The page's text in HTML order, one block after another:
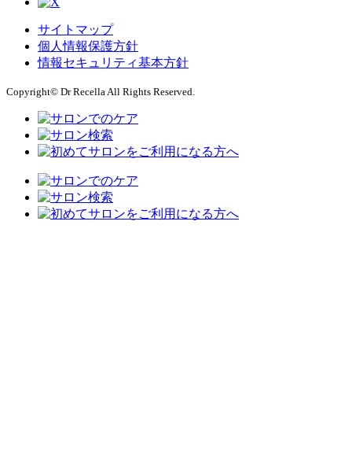
サイトマップ
個人情報保護方針
情報セキュリティ基本方針
Copyright© Dr Recella All Rights Reserved.